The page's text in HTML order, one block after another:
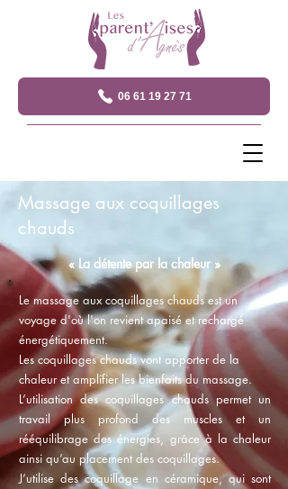
06 61 19 27 71
Massage aux coquillages
chauds
« La détente par la chaleur »
Le massage aux coquillages chauds est un
voyage d'où l'on revient apaisé et rechargé
énergétiquement.
Les coquillages chauds vont apporter de la
chaleur et amplifier les bienfaits du massage.
L’utilisation des coquillages chauds permet un
travail plus profond des muscles et un
rééquilibrage des énergies, grâce à la chaleur
ainsi qu’au placement des coquillages.
J’utilise des coquillage en céramique, qui sont